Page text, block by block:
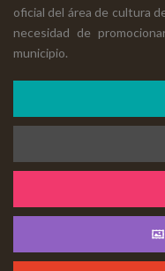
oficial del área de cultura
necesidad de
municipio.